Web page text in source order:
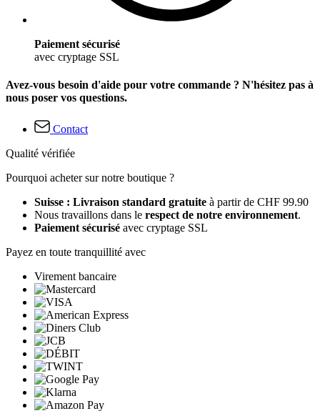
Paiement sécurisé
avec cryptage SSL
Avez-vous besoin d'aide pour votre commande ? N'hésitez pas à
nous poser vos questions.
Contact
Qualité vérifiée
Pourquoi acheter sur notre boutique ?
Suisse : Livraison standard gratuite à partir de CHF 99.90
Nous travaillons dans le respect de notre environnement.
Paiement sécurisé avec cryptage SSL
Payez en toute tranquillité avec
Virement bancaire